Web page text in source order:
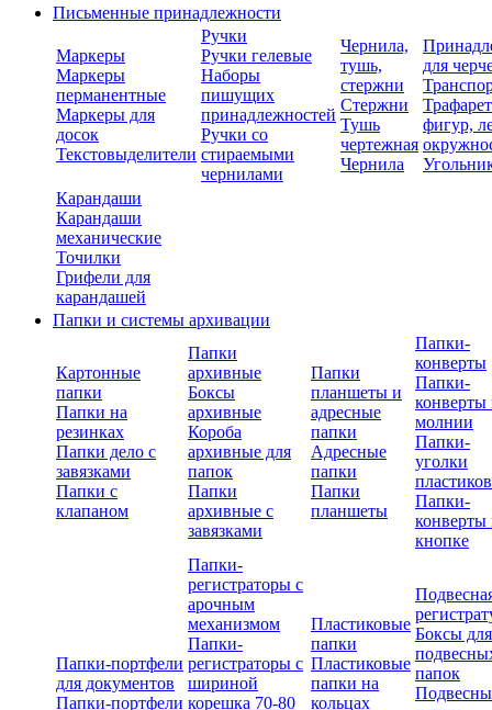
Письменные принадлежности
Маркеры
Маркеры
перманентные
Маркеры для
досок
Текстовыделители
Ручки
Ручки гелевые
Наборы
пишущих
принадлежностей
Ручки со
стираемыми
чернилами
Чернила,
тушь,
стержни
Стержни
Тушь
чертежная
Чернила
для
фигур,
Карандаши
Карандаши
механические
Точилки
Грифели для
карандашей
Папки и системы архивации
Картонные
папки
Папки на
резинках
Папки дело с
завязками
Папки с
клапаном
Папки
архивные
Боксы
архивные
Короба
архивные для
папок
Папки
архивные с
завязками
Папки
планшеты и
адресные
папки
Адресные
папки
Папки
планшеты
Папки-
конверты
Папки-
конверты
молнии
Папки-
уголки
Папки-
конверты
кнопке
Папки-портфели
для документов
Папки-портфели
Папки-
регистраторы с
арочным
механизмом
Папки-
регистраторы с
шириной
корешка 70-80
Пластиковые
папки
Пластиковые
папки на
кольцах
Боксы для
папок